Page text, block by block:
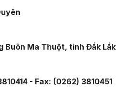
Buôn Ma Thuột, tỉnh Đắk Lắk
- Fax: (0262) 3810451